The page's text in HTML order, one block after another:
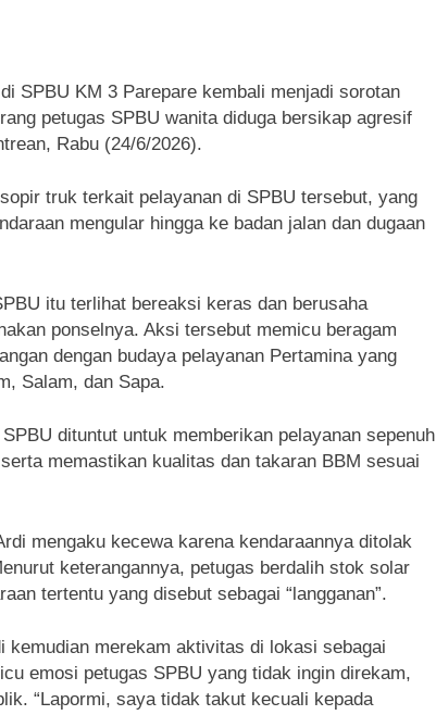
SPBU KM 3 Parepare kembali menjadi sorotan
petugas SPBU wanita diduga bersikap agresif
Rabu (24/6/2026).
truk terkait pelayanan di SPBU tersebut, yang
mengular hingga ke badan jalan dan dugaan
itu terlihat bereaksi keras dan berusaha
ponselnya. Aksi tersebut memicu beragam
dengan budaya pelayanan Pertamina yang
Salam, dan Sapa.
dituntut untuk memberikan pelayanan sepenuh
memastikan kualitas dan takaran BBM sesuai
mengaku kecewa karena kendaraannya ditolak
keterangannya, petugas berdalih stok solar
tertentu yang disebut sebagai “langganan”.
kemudian merekam aktivitas di lokasi sebagai
emosi petugas SPBU yang tidak ingin direkam,
“Lapormi, saya tidak takut kecuali kepada